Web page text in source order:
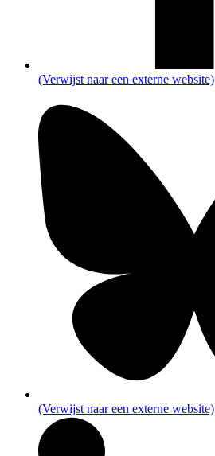
(Verwijst naar een externe website)
(Verwijst naar een externe website)